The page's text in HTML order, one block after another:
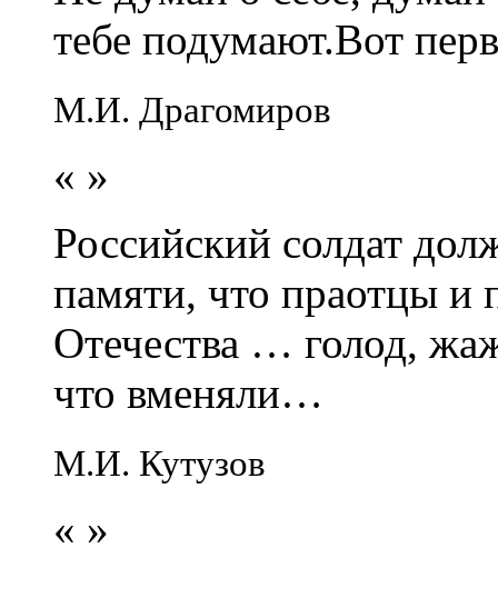
тебе подумают.Вот
М.И. Драгомиров
« »
Российский солдат
памяти, что праотцы и
Отечества … голод,
что вменяли…
М.И. Кутузов
« »